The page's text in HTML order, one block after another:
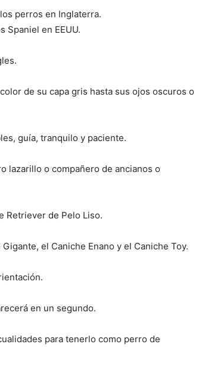
de
perros en Inglaterra.
Spaniel en EEUU.
de su capa gris hasta sus ojos oscuros o
guía, tranquilo y paciente.
lazarillo o compañero de ancianos o
Retriever de Pelo Liso.
el Caniche Enano y el Caniche Toy.
en un segundo.
para tenerlo como perro de